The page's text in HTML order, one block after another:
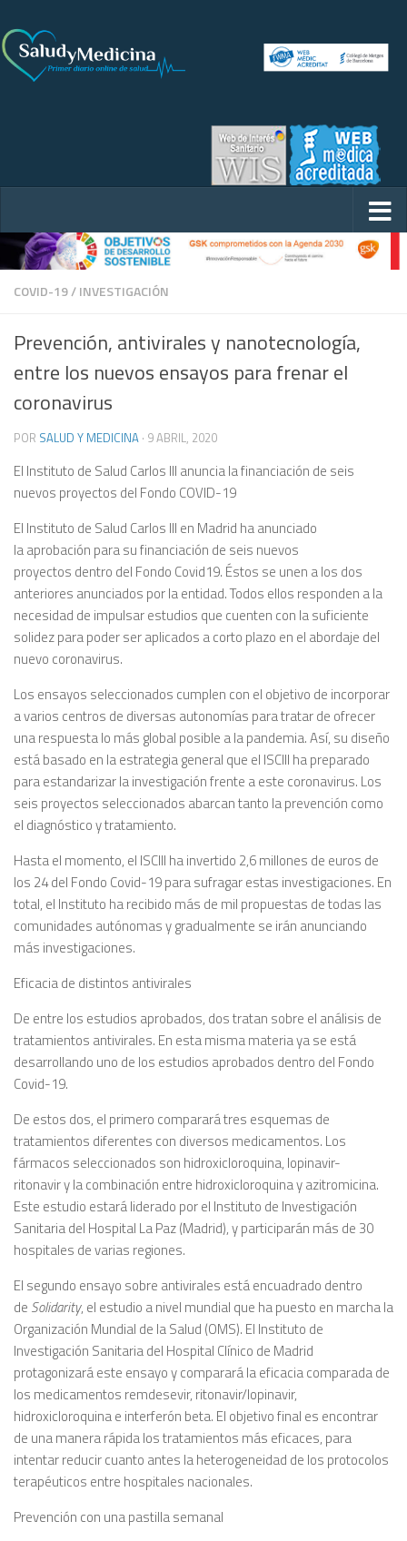
COVID-19/INVESTIGACIÓN
Prevención, antivirales y nanotecnología,
entre los nuevos ensayos para frenar el
coronavirus
POR SALUD Y MEDICINA · 9 ABRIL, 2020
El Instituto de Salud Carlos III anuncia la financiación de seis
nuevos proyectos del Fondo COVID-19
El Instituto de Salud Carlos III en Madrid ha anunciado
la aprobación para su financiación de seis nuevos
proyectos dentro del Fondo Covid19. Éstos se unen a los dos
anteriores anunciados por la entidad. Todos ellos responden a la
necesidad de impulsar estudios que cuenten con la suficiente
solidez para poder ser aplicados a corto plazo en el abordaje del
nuevo coronavirus.
Los ensayos seleccionados cumplen con el objetivo de incorporar
a varios centros de diversas autonomías para tratar de ofrecer
una respuesta lo más global posible a la pandemia. Así, su diseño
está basado en la estrategia general que el ISCIII ha preparado
para estandarizar la investigación frente a este coronavirus. Los
seis proyectos seleccionados abarcan tanto la prevención como
el diagnóstico y tratamiento.
Hasta el momento, el ISCIII ha invertido 2,6 millones de euros de
los 24 del Fondo Covid-19 para sufragar estas investigaciones. En
total, el Instituto ha recibido más de mil propuestas de todas las
comunidades autónomas y gradualmente se irán anunciando
más investigaciones.
Eficacia de distintos antivirales
De entre los estudios aprobados, dos tratan sobre el análisis de
tratamientos antivirales. En esta misma materia ya se está
desarrollando uno de los estudios aprobados dentro del Fondo
Covid-19.
De estos dos, el primero comparará tres esquemas de
tratamientos diferentes con diversos medicamentos. Los
fármacos seleccionados son hidroxicloroquina, lopinavir-
ritonavir y la combinación entre hidroxicloroquina y azitromicina.
Este estudio estará liderado por el Instituto de Investigación
Sanitaria del Hospital La Paz (Madrid), y participarán más de 30
hospitales de varias regiones.
El segundo ensayo sobre antivirales está encuadrado dentro
de Solidarity, el estudio a nivel mundial que ha puesto en marcha la
Organización Mundial de la Salud (OMS). El Instituto de
Investigación Sanitaria del Hospital Clínico de Madrid
protagonizará este ensayo y comparará la eficacia comparada de
los medicamentos remdesevir, ritonavir/lopinavir,
hidroxicloroquina e interferón beta. El objetivo final es encontrar
de una manera rápida los tratamientos más eficaces, para
intentar reducir cuanto antes la heterogeneidad de los protocolos
terapéuticos entre hospitales nacionales.
Prevención con una pastilla semanal